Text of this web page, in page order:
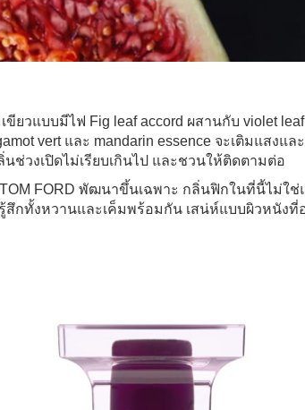
ขียวแบบมีไฟ Fig leaf accord ผสานกับ violet
vert และ mandarin essence จะเติมแสงแ
ช่วงเปิดไม่เรียบเกินไป และชวนให้ติดตามต่อ
FORD พัฒนาขึ้นเฉพาะ กลิ่นฟิกในที่นี้ไม่ใ
สึกทั้งหวานและเค็มพร้อมกัน เสน่ห์แบบผิวหนัง